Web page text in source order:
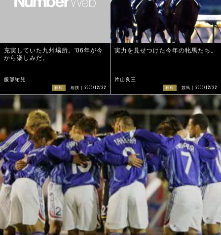
充実していた九州場所。'06年が今
から楽しみだ。
服部祐兒
有料 相撲 2005/12/22
実力を見せつけた今年の牝馬たち。
片山良三
有料 競馬 2005/12/22